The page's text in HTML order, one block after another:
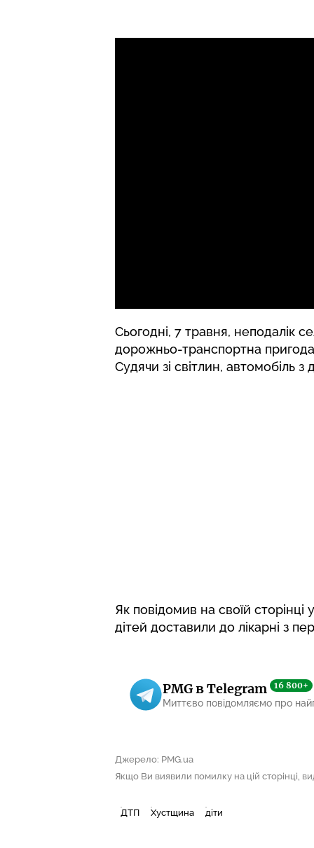
Сьогодні, 7 травня, неподалік
дорожньо-транспортна
Судячи зі світлин, автомобіль з
Як повідомив на своїй
дітей доставили до лікарні з
PMG в Telegram 16 800+
Миттєво повідомляємо про
Джерело: PMG.ua
Якщо Ви виявили помилку на цій сторінці,
ДТП Хустщина діти